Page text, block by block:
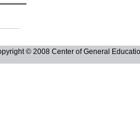
© 2008 Center of General